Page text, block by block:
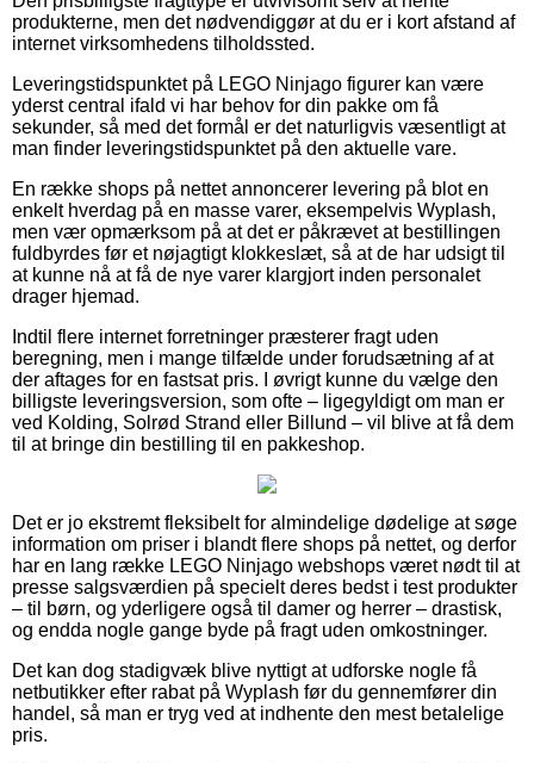
produkterne, men det nødvendiggør at du er i kort afstand af
internet virksomhedens tilholdssted.
Leveringstidspunktet på LEGO Ninjago figurer kan være
yderst central ifald vi har behov for din pakke om få
sekunder, så med det formål er det naturligvis væsentligt at
man finder leveringstidspunktet på den aktuelle vare.
En række shops på nettet annoncerer levering på blot en
enkelt hverdag på en masse varer, eksempelvis Wyplash,
men vær opmærksom på at det er påkrævet at bestillingen
fuldbyrdes før et nøjagtigt klokkeslæt, så at de har udsigt til
at kunne nå at få de nye varer klargjort inden personalet
drager hjemad.
Indtil flere internet forretninger præsterer fragt uden
beregning, men i mange tilfælde under forudsætning af at
der aftages for en fastsat pris. I øvrigt kunne du vælge den
billigste leveringsversion, som ofte – ligegyldigt om man er
ved Kolding, Solrød Strand eller Billund – vil blive at få dem
til at bringe din bestilling til en pakkeshop.
Det er jo ekstremt fleksibelt for almindelige dødelige at søge
information om priser i blandt flere shops på nettet, og derfor
har en lang række LEGO Ninjago webshops været nødt til at
presse salgsværdien på specielt deres bedst i test produkter
– til børn, og yderligere også til damer og herrer – drastisk,
og endda nogle gange byde på fragt uden omkostninger.
Det kan dog stadigvæk blive nyttigt at udforske nogle få
netbutikker efter rabat på Wyplash før du gennemfører din
handel, så man er tryg ved at indhente den mest betalelige
pris.